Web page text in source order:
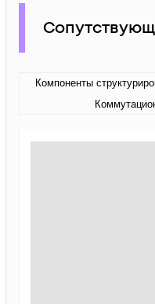
Компоненты